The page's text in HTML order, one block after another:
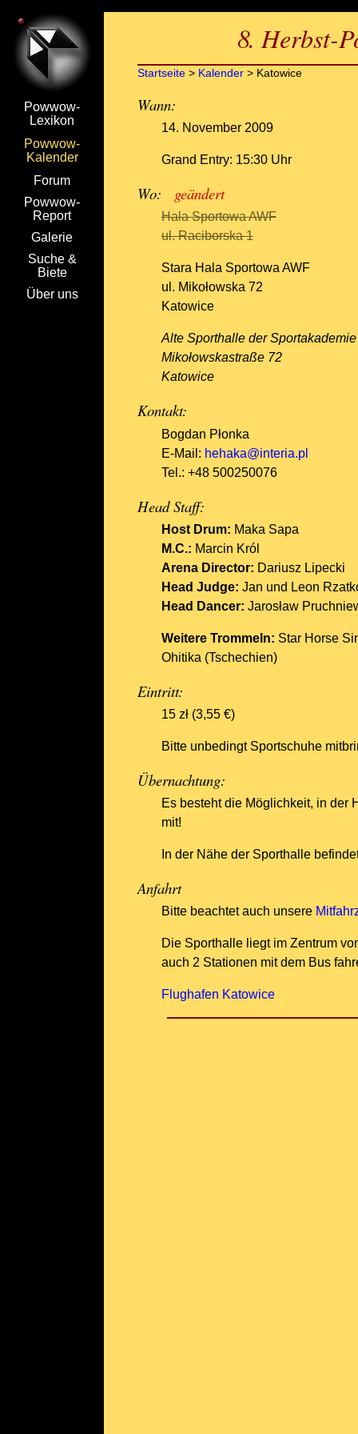
Powwow-
Lexikon
Powwow-
Kalender
Forum
Powwow-
Report
Galerie
Suche &
Biete
Über uns
8. Herbst-
Startseite> Kalender> Katowice
Wann:
14. November 2009
Grand Entry: 15:30 Uhr
Wo: geändert
Hala Sportowa AWF
ul. Raciborska 1
Stara Hala Sportowa AWF
ul. Mikołowska 72
Katowice
Alte Sporthalle der Sportakademie
Mikołowskastraße 72
Katowice
Kontakt:
Bogdan Płonka
E-Mail: hehaka@interia.pl
Tel.: +48 500250076
Head Staff:
Host Drum: Maka Sapa
M.C.: Marcin Król
Arena Director: Dariusz Lipecki
Head Judge: Jan und Leon
Head Dancer: Jarosław
Weitere Trommeln: Star Horse
Ohitika (Tschechien)
Eintritt:
15 zł (3,55 €)
Bitte unbedingt Sportschuhe
Übernachtung:
Es besteht die Möglichkeit, in der
mit!
In der Nähe der Sporthalle
Anfahrt
Bitte beachtet auch unsere
Die Sporthalle liegt im Zentrum
auch 2 Stationen mit dem Bus
Flughafen Katowice